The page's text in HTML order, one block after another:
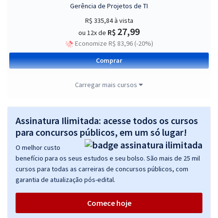
Gerência de Projetos de TI
R$ 335,84à vista
ou 12x de R$ 27,99
Economize R$ 83,96 (-20%)
Comprar
PROCERGS - Centro de Tecnologia da Informação e Comunicação do
Estado do Rio Grande do Sul - Conhecimentos Comuns aos Cargos
de Nível Médio
R$ 279,84à vista
ou 12x de
R$ 23,32
Economize R$ 69,96 (-20%)
Comprar
Carregar mais cursos
Assinatura Ilimitada: acesse todos os cursos
para concursos públicos, em um só lugar!
O melhor custo
benefício para os seus estudos e seu bolso. São mais de 25 mil
cursos para todas as carreiras de concursos públicos, com
garantia de atualização pós-edital.
Comece hoje